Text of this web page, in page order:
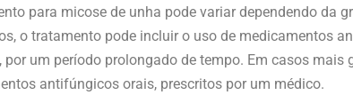
para micose de unha pode variar dependendo da
o tratamento pode incluir o uso de medicamentos
por um período prolongado de tempo. Em casos mais
antifúngicos orais, prescritos por um médico.